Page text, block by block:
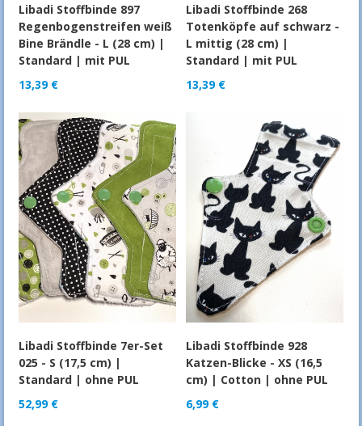
Libadi Stoffbinde 897
Regenbogenstreifen weiß
Bine Brändle - L (28 cm) |
Standard | mit PUL
13,39 €
Libadi Stoffbinde 268
Totenköpfe auf schwarz -
L mittig (28 cm) |
Standard | mit PUL
13,39 €
Libadi Stoffbinde 7er-Set
025 - S (17,5 cm) |
Standard | ohne PUL
52,99 €
Libadi Stoffbinde 928
Katzen-Blicke - XS (16,5
cm) | Cotton | ohne PUL
6,99 €